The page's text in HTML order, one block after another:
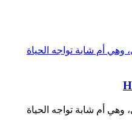
أم شابة تواجه الحياة
أم شابة تواجه الحياة